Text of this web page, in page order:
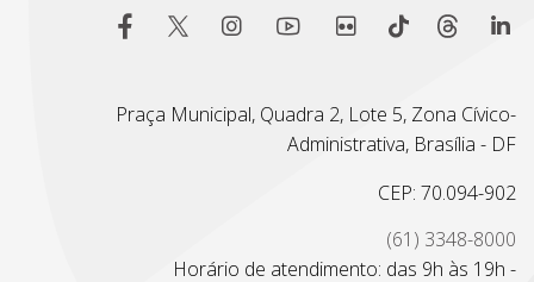
Praça Municipal, Quadra 2, Lote 5, Zona Cívico-
Administrativa, Brasília - DF
CEP: 70.094-902
(61) 3348-8000
Horário de atendimento: das 9h às 19h -